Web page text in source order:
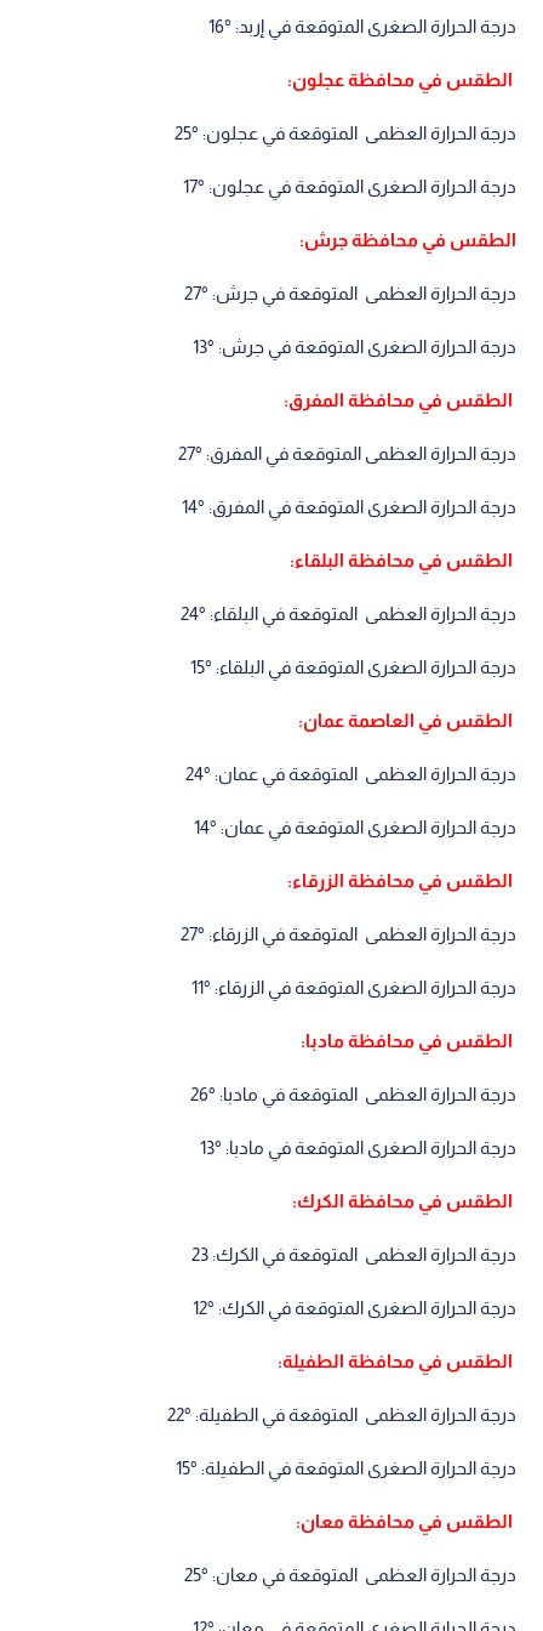
درجة الحرارة الصغرى المتوقعة في إربد: °16
الطقس في محافظة عجلون:
درجة الحرارة العظمى المتوقعة في عجلون: °25
درجة الحرارة الصغرى المتوقعة في عجلون: °17
الطقس في محافظة جرش:
درجة الحرارة العظمى المتوقعة في جرش: °27
درجة الحرارة الصغرى المتوقعة في جرش: °13
الطقس في محافظة المفرق:
درجة الحرارة العظمى المتوقعة في المفرق: °27
درجة الحرارة الصغرى المتوقعة في المفرق: °14
الطقس في محافظة البلقاء:
درجة الحرارة العظمى المتوقعة في البلقاء: °24
درجة الحرارة الصغرى المتوقعة في البلقاء: °15
الطقس في العاصمة عمان:
درجة الحرارة العظمى المتوقعة في عمان: °24
درجة الحرارة الصغرى المتوقعة في عمان: °14
الطقس في محافظة الزرقاء:
درجة الحرارة العظمى المتوقعة في الزرقاء: °27
درجة الحرارة الصغرى المتوقعة في الزرقاء: °11
الطقس في محافظة مادبا:
درجة الحرارة العظمى المتوقعة في مادبا: °26
درجة الحرارة الصغرى المتوقعة في مادبا: °13
الطقس في محافظة الكرك:
درجة الحرارة العظمى المتوقعة في الكرك: 23
درجة الحرارة الصغرى المتوقعة في الكرك: °12
الطقس في محافظة الطفيلة:
درجة الحرارة العظمى المتوقعة في الطفيلة: °22
درجة الحرارة الصغرى المتوقعة في الطفيلة: °15
الطقس في محافظة معان:
درجة الحرارة العظمى المتوقعة في معان: °25